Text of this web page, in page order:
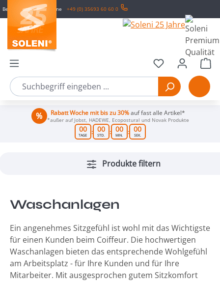
Zum Hauptinhalt springen
Bestell- & Service-Hotline +49 (0) 35693 60 60 0
Rabatt Woche mit bis zu 30%auf fast alle Artikel*
*außer auf Jobst, HADEWE, Ecopostural und Novak Produkte
00
TAGE : 00
STD. : 00
MIN. : 00
SEK.
Produkte filtern
Waschanlagen
Ein angenehmes Sitzgefühl ist wohl mit das Wichtigste
für einen Kunden beim Coiffeur. Die hochwertigen
Waschanlagen bieten das entsprechende Wohlgefühl
am Arbeitsplatz - für Ihre Kunden und für Ihre
Mitarbeiter. Mit ausgesprochen gutem Sitzkomfort